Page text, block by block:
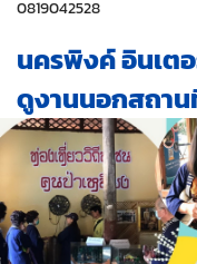
a
i
g
a
t
i
n
0819042528
นครพิงค์ อินเต
ดูงานนอกสถา